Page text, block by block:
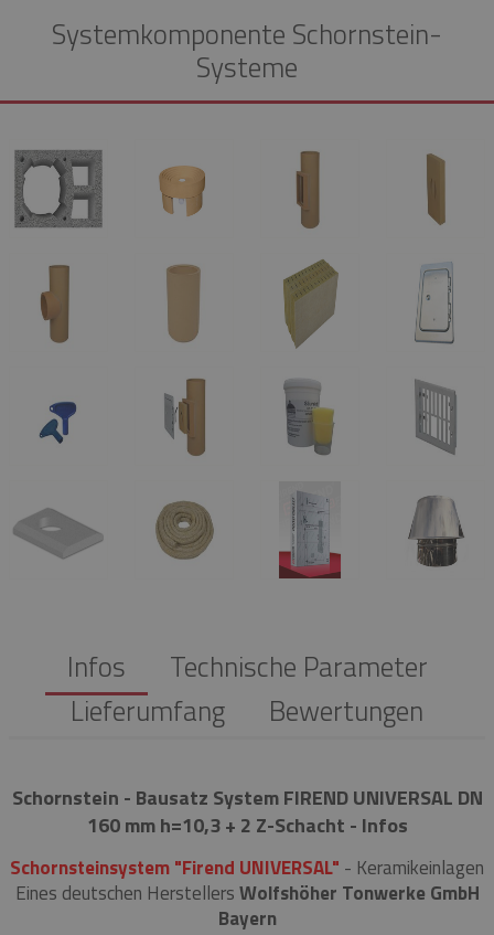
Systemkomponente Schornstein-
Systeme
Infos
Technische Parameter
Lieferumfang
Bewertungen
Schornstein - Bausatz System FIREND UNIVERSAL DN
160 mm h=10,3 + 2 Z-Schacht - Infos
Schornsteinsystem "Firend UNIVERSAL" - Keramikeinlagen
Eines deutschen HerstellersWolfshöher Tonwerke GmbH
Bayern